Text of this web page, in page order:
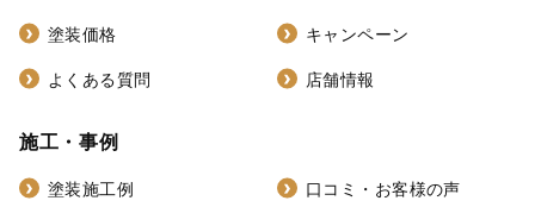
塗装価格 キャンペーン
よくある質問 店舗情報
施工・事例
塗装施工例 口コミ・お客様の声